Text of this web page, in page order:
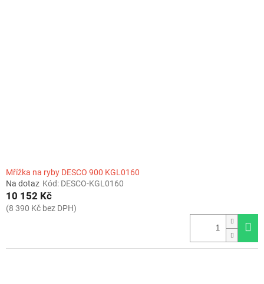
Mřížka na ryby DESCO 900 KGL0160
Na dotaz Kód: DESCO-KGL0160
10 152 Kč
(8 390 Kč bez DPH)